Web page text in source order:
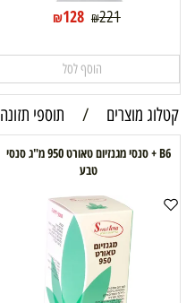
₪221
₪128
הוסף לסל
קטלוג מוצרים / תוספי תזונה
B6 + סנסי מגנזיום טאורט 950 מ"ג סנסי
טבע